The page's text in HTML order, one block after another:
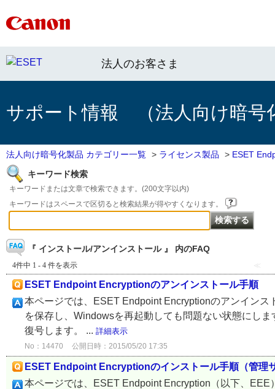
法人のお客さま
サポート情報 （法人向け暗号
法人向け暗号化製品 カテゴリー一覧 > ライセンス製品 > ESET
キーワード検索
キーワードまたは文章で検索できます。(200文字以内)
キーワードはスペースで区切ると検索結果が得やすくなります。
『 インストール/アンインストール 』 内のFAQ
4件中 1 - 4 件を表示 ≪
ESET Endpoint Encryptionのアンインストール手順
本ページでは、ESET Endpoint Encryptionのアンイン
を保存し、Windowsを再起動しても問題ない状態にし
復号します。 ... 詳細表示
No：14470 公開日時：2015/05/20 17:35
ESET Endpoint Encryptionのインストール手順（管理
本ページでは、ESET Endpoint Encryption（以下、